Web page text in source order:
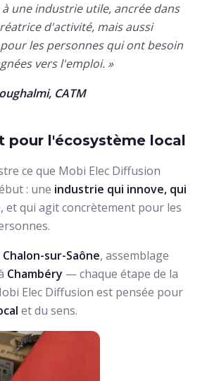
une industrie utile, ancrée dans
d'activité, mais aussi
les personnes qui ont besoin
vers l'emploi. »
CATM
pour l'écosystème local
ce que Mobi Elec Diffusion
: une industrie qui innove, qui
, et qui agit concrètement pour les
Chalon-sur-Saône, assemblage
Chambéry — chaque étape de la
Elec Diffusion est pensée pour
et du sens.